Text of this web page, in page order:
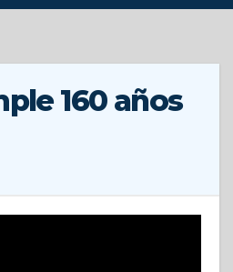
160 años